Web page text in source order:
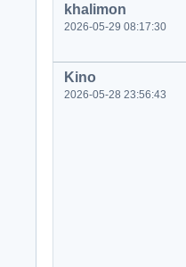
khalimon
2026-05-29 08:17:30
Kino
2026-05-28 23:56:43